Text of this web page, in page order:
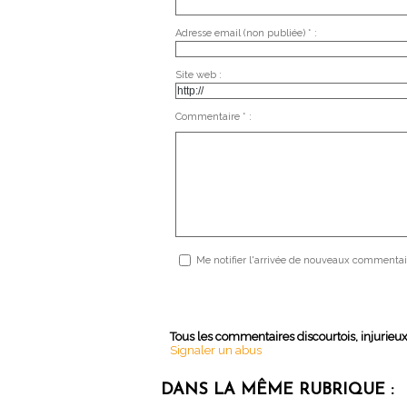
Adresse email (non publiée) * :
Site web :
Commentaire * :
Me notifier l'arrivée de nouveaux
Tous les commentaires discourtois,
Signaler un abus
DANS LA MÊME RUBRIQUE :